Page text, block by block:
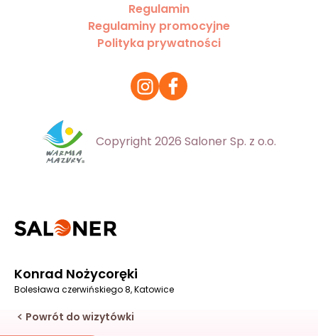
Regulamin
Regulaminy promocyjne
Polityka prywatności
Copyright 2026 Saloner Sp. z o.o.
Konrad Nożycoręki
Bolesława czerwińskiego 8, Katowice
Powrót do wizytówki